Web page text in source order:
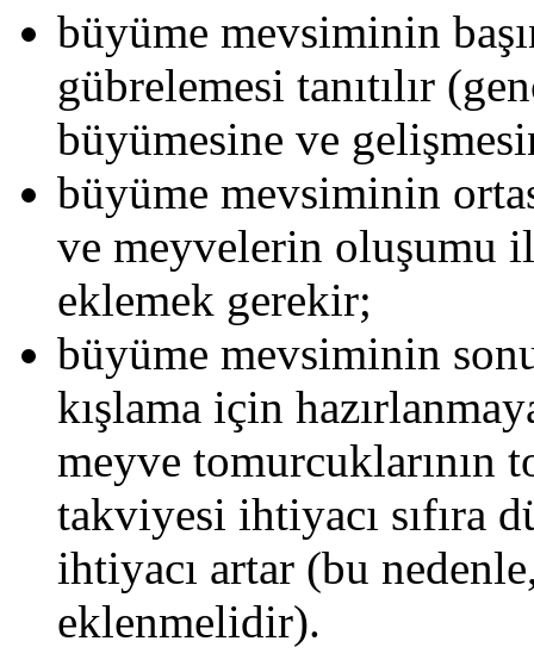
büyüme mevsiminin
gübrelemesi tanıtılır
büyümesine ve
büyüme mevsiminin
ve meyvelerin oluşumu
eklemek gerekir;
büyüme mevsiminin
kışlama için
meyve tomurcuklarının
takviyesi ihtiyacı sıfıra
ihtiyacı artar (bu
eklenmelidir).